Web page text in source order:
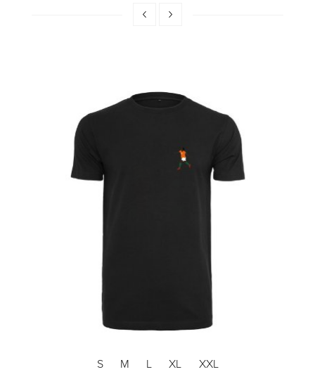
S M L XL XXL